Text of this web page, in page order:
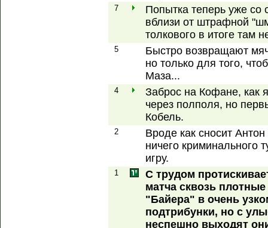
7
Попытка теперь уже
вблизи от штрафной
толкового в итоге там
5
Быстро возвращают
но только для того,
Маза...
4
Заброс на Кофане, как
через полполя, но
Кобель.
2
Вроде как сносит
ничего криминального
игру.
1
С трудом
матча сквозь
"Байера" в очень
подтрибунки, но с
неспешно выходят